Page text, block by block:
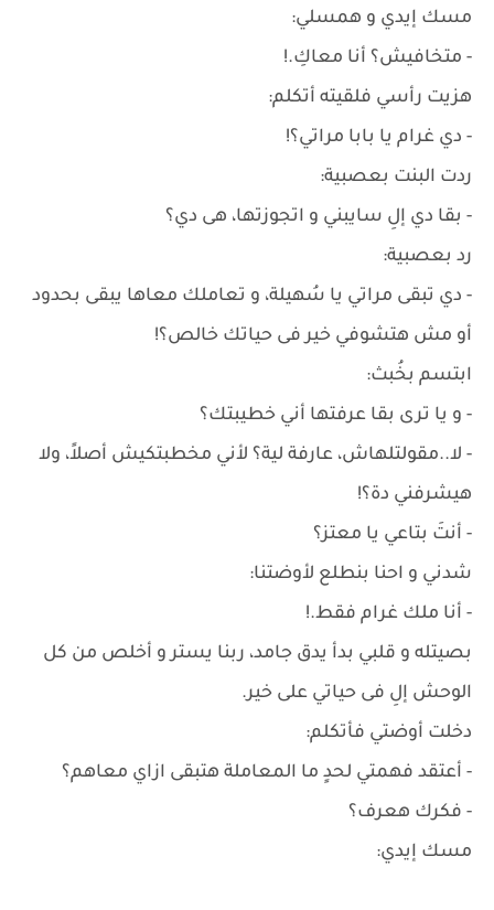
مسك إيدي و همسلي:
- متخافيش؟ أنا معاكِ.!
هزيت رأسي فلقيته أتكلم:
- دي غرام يا بابا مراتي؟!
ردت البنت بعصبية:
- بقا دي إلِ سايبني و اتجوزتها، هى دي؟
رد بعصبية:
- دي تبقى مراتي يا سُهيلة، و تعاملك معاها يبقى بحدود
أو مش هتشوفي خير فى حياتك خالص؟!
ابتسم بخُبث:
- و يا ترى بقا عرفتها أني خطيبتك؟
- لا..مقولتلهاش، عارفة لية؟ لأني مخطبتكيش أصلاً، ولا
هيشرفني دة؟!
- أنتَ بتاعي يا معتز؟
شدني و احنا بنطلع لأوضتنا:
- أنا ملك غرام فقط.!
بصيتله و قلبي بدأ يدق جامد، ربنا يستر و أخلص من كل
الوحش إلِ فى حياتي على خير.
دخلت أوضتي فأتكلم:
- أعتقد فهمتي لحدٍ ما المعاملة هتبقى ازاي معاهم؟
- فكرك هعرف؟
مسك إيدي: